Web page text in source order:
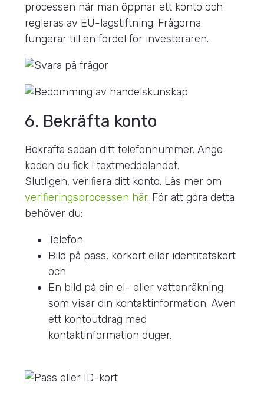
processen när man öppnar ett konto och
regleras av EU-lagstiftning. Frågorna
fungerar till en fördel för investeraren.
6. Bekräfta konto
Bekräfta sedan ditt telefonnummer. Ange
koden du fick i textmeddelandet.
Slutligen, verifiera ditt konto. Läs mer om
verifieringsprocessen här. För att göra detta
behöver du:
Telefon
Bild på pass, körkort eller identitetskort
och
En bild på din el- eller vattenräkning
som visar din kontaktinformation. Även
ett kontoutdrag med
kontaktinformation duger.